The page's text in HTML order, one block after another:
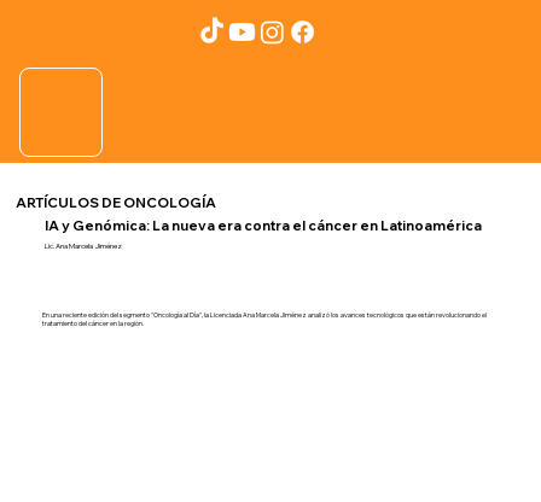
ARTÍCULOS DE ONCOLOGÍA
IA y Genómica: La nueva era contra el cáncer en Latinoamérica
Lic. Ana Marcela Jiménez
En una reciente edición del segmento "Oncología al Día", la Licenciada Ana Marcela Jiménez analizó los avances tecnológicos que están revolucionando el
tratamiento del cáncer en la región.